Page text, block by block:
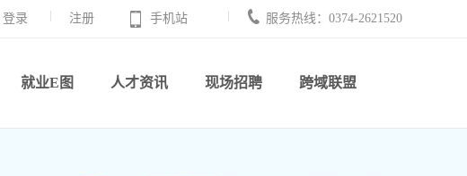
登录 注册 手机站 服务热线：0374-2621520
就业E图 人才资讯 现场招聘 跨域联盟